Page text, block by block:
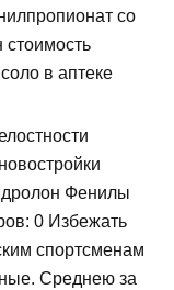
со
стоимость
в аптеке
Фенилы
0 Избежать
спортсменам
Среднею за